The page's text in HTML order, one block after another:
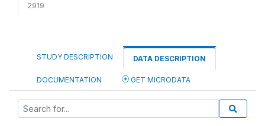
2919
STUDY DESCRIPTION DATA DESCRIPTION
DOCUMENTATION GET MICRODATA